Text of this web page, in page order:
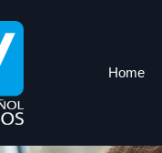
Home